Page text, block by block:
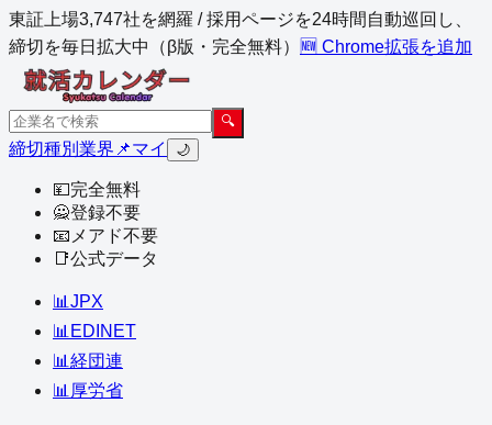
東証上場3,747社を網羅 / 採用ページを24時間自動巡回し、
締切を毎日拡大中（β版・完全無料）
🆕 Chrome拡張を追加
🔍
締切種別 業界 📌マイ 🌙
💴完全無料
🙅登録不要
📧 メアド不要
📑公式データ
📊 JPX
📊 EDINET
📊 経団連
📊 厚労省